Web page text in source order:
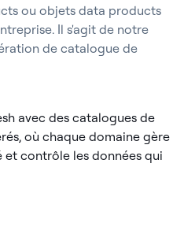
ou objets data products
Il s'agit de notre
de catalogue de